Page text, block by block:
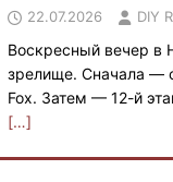
22.07.2026 DIY
Воскресный вечер в
зрелище. Сначала —
Fox. Затем — 12-й
[…]